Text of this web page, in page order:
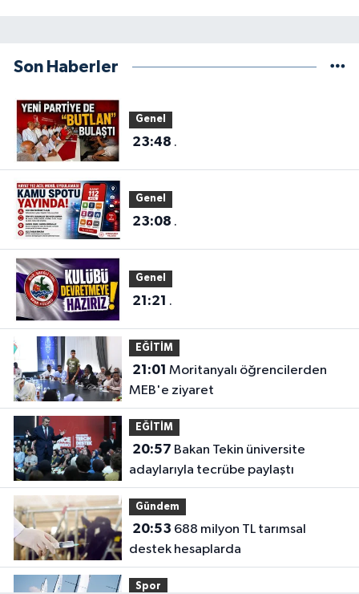
Son Haberler
Genel
23:48 .
Genel
23:08 .
Genel
21:21 .
EĞİTİM
21:01
MEB'e ziyaret
EĞİTİM
20:57
adaylarıyla tecrübe paylaştı
Gündem
20:53
destek hesaplarda
Spor